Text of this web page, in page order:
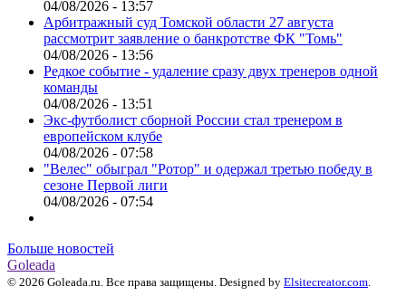
04/08/2026 - 13:57
Арбитражный суд Томской области 27 августа
рассмотрит заявление о банкротстве ФК "Томь"
04/08/2026 - 13:56
Редкое событие - удаление сразу двух тренеров одной
команды
04/08/2026 - 13:51
Экс-футболист сборной России стал тренером в
европейском клубе
04/08/2026 - 07:58
"Велес" обыграл "Ротор" и одержал третью победу в
сезоне Первой лиги
04/08/2026 - 07:54
Больше новостей
Goleada
© 2026 Goleada.ru. Все права защищены. Designed by Elsitecreator.com